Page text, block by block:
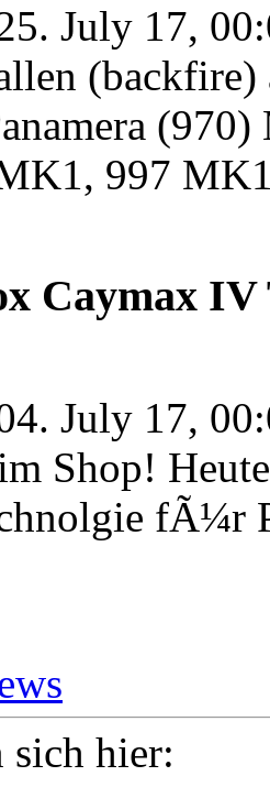
July 17,
997
Caymax IV
July 17,
Shop!
fÃ¼r
sich hier: